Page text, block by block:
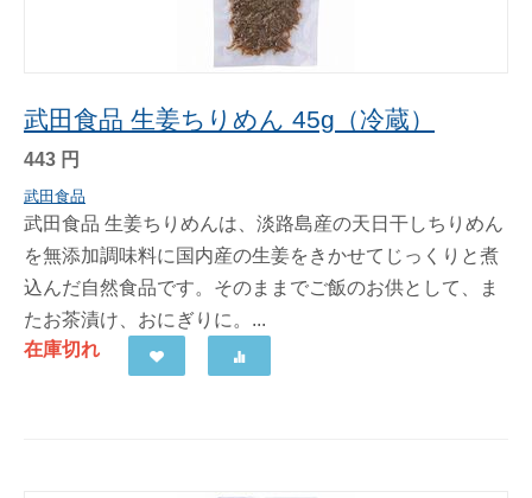
武田食品 生姜ちりめん 45g（冷蔵）
443 円
武田食品
武田食品 生姜ちりめんは、淡路島産の天日干しちりめん
を無添加調味料に国内産の生姜をきかせてじっくりと煮
込んだ自然食品です。そのままでご飯のお供として、ま
たお茶漬け、おにぎりに。...
在庫切れ